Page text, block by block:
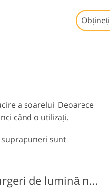
a soarelui. Deoarece
când o utilizați.
suprapuneri sunt
Suprapunere video cu scurgeri de lumină nr. 2 "Stratosphere"